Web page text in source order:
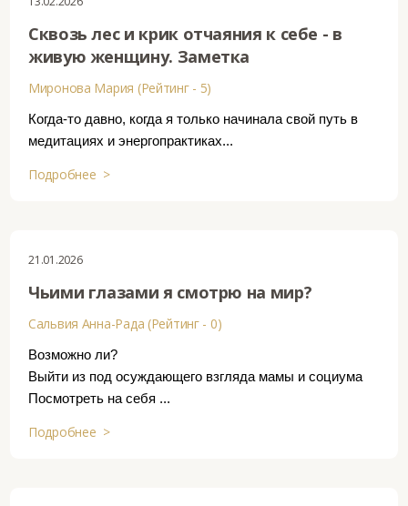
Сквозь лес и крик отчаяния к себе - в
живую женщину. Заметка
Миронова Мария (Рейтинг - 5)
Когда-то давно, когда я только начинала свой путь в
медитациях и энергопрактиках...
Подробнее >
21.01.2026
Чьими глазами я смотрю на мир?
Сальвия Анна-Рада (Рейтинг - 0)
Возможно ли?
Выйти из под осуждающего взгляда мамы и социума
Посмотреть на себя ...
Подробнее >